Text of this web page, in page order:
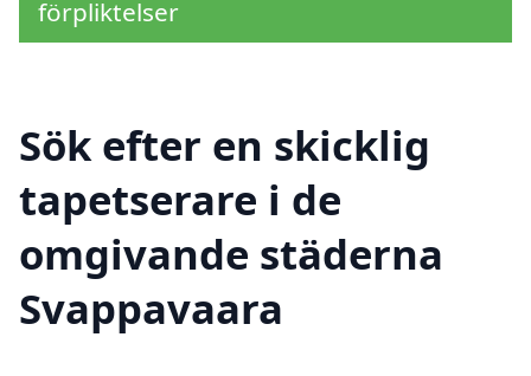
förpliktelser
Sök efter en skicklig
tapetserare i de
omgivande städerna
Svappavaara